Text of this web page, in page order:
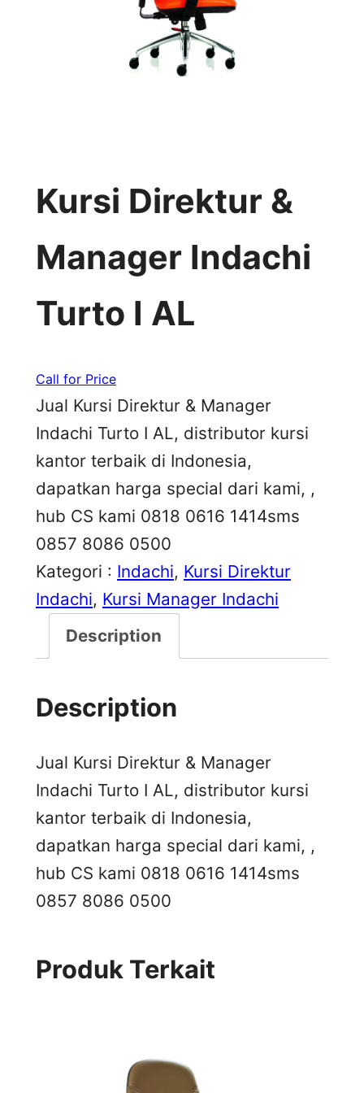
Kursi Direktur &
Manager Indachi
Turto I AL
Call for Price
Jual Kursi Direktur & Manager
Indachi Turto I AL, distributor kursi
kantor terbaik di Indonesia,
dapatkan harga special dari kami, ,
hub CS kami 0818 0616 1414sms
0857 8086 0500
Kategori : Indachi, Kursi Direktur
Indachi, Kursi Manager Indachi
Description
Description
Jual Kursi Direktur & Manager
Indachi Turto I AL, distributor kursi
kantor terbaik di Indonesia,
dapatkan harga special dari kami, ,
hub CS kami 0818 0616 1414sms
0857 8086 0500
Produk Terkait